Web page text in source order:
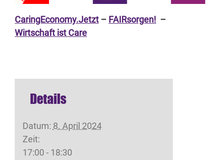
CaringEconomy.Jetzt – FAIRsorgen! –
Wirtschaft ist Care
Details
Datum: 8. April 2024
Zeit:
17:00 - 18:30